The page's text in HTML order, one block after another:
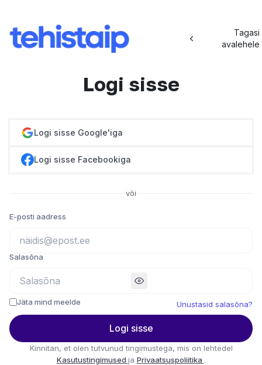
Tagasi
avalehele
Logi sisse
Logi sisse Google'iga
Logi sisse Facebookiga
või
E-posti aadress
Salasõna
Jäta mind meelde Unustasid salasõna?
Logi sisse
Kinnitan, et olen tutvunud tingimustega, mis on lehtedel
Kasutustingimused ja Privaatsuspoliitika .